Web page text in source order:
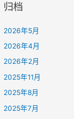
归档
2026年5月
2026年4月
2026年2月
2025年11月
2025年8月
2025年7月